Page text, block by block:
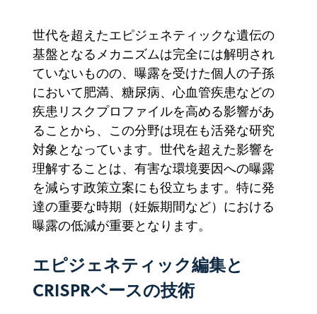
世代を超えたエピジェネティックな遺伝の
基盤となるメカニズムは完全には解明され
ていないものの、曝露を受けた個人の子孫
において肥満、糖尿病、心血管疾患などの
疾患リスクプロファイルを高める影響があ
ることから、この分野は現在も活発な研究
対象となっています。世代を超えた影響を
理解することは、有害な環境要因への曝露
を減らす政策立案にも役立ちます。特に発
達の重要な時期（妊娠期間など）における
曝露の低減が重要となります。
エピジェネティック編集と
CRISPRベースの技術